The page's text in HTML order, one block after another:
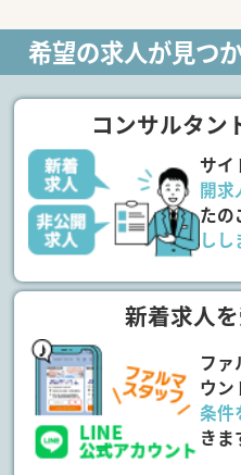
希望の求人が見つ
コンサルタン
サイ
開求
たの
しし
新着求人
ファ
ウン
条件
き